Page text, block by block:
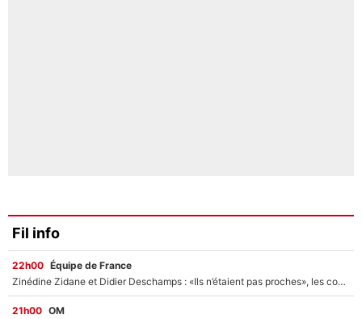
Fil info
22h00 Équipe de France
Zinédine Zidane et Didier Deschamps : «Ils n’étaient pas proches», les confidences d’un membre de l’équipe de France 1998 sur leur relation spéciale
21h00 OM